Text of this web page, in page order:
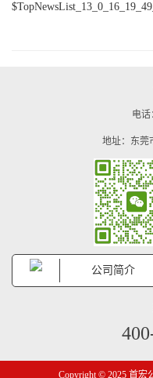
电话
地址：东莞
公司简介
Copyright © 2025 首宏